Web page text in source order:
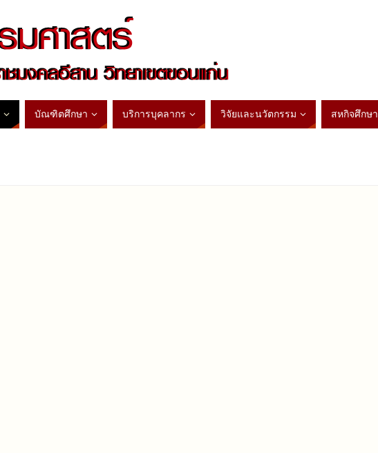
บัณฑิตศึกษา บริการบุคลากร วิจัยและนวัตกรรม สหกิจศึกษา